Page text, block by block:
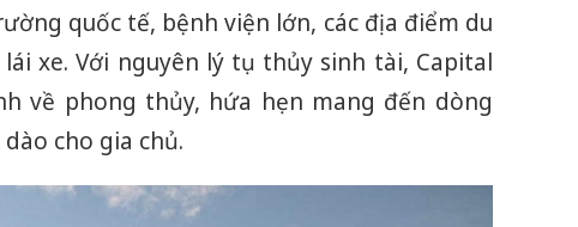
quốc tế, bệnh viện lớn, các địa điểm du
xe. Với nguyên lý tụ thủy sinh tài, Capital
về phong thủy, hứa hẹn mang đến dòng
cho gia chủ.